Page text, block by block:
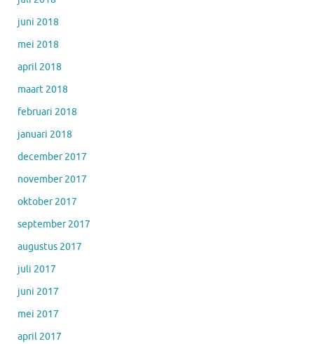
juni 2018
mei 2018
april 2018
maart 2018
februari 2018
januari 2018
december 2017
november 2017
oktober 2017
september 2017
augustus 2017
juli 2017
juni 2017
mei 2017
april 2017